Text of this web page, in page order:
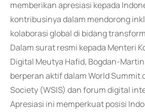
memberikan apresiasi kepada
kontribusinya dalam mendorong
kolaborasi global di bidang
Dalam surat resmi kepada Menteri
Digital Meutya Hafid, Bogdan-
berperan aktif dalam World Summit
Society (WSIS) dan forum digital
Apresiasi ini memperkuat posisi